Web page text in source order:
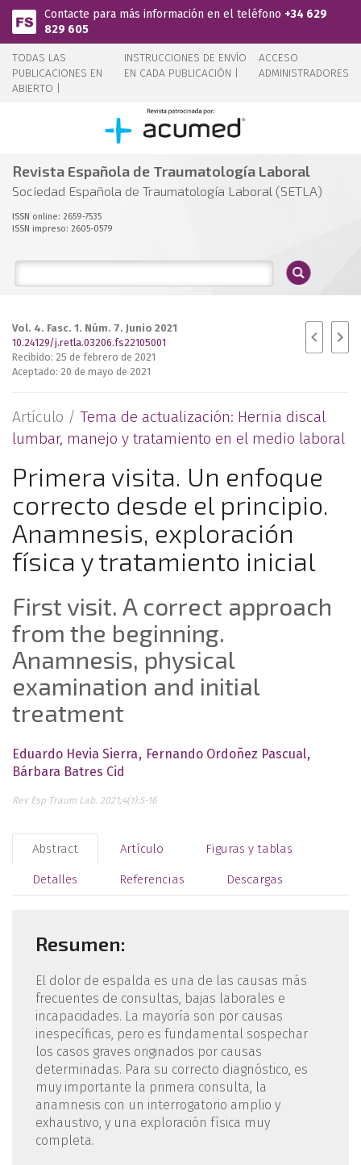
Pasar al contenido principal
Contacte para más información en el teléfono +34 629
829 605
TODAS LAS
PUBLICACIONES EN
ABIERTO |
INSTRUCCIONES DE ENVÍO
EN CADA PUBLICACIÓN |
ACCESO
ADMINISTRADORES
Revista Española de Traumatología Laboral
Sociedad Española de Traumatología Laboral (SETLA)
ISSN online: 2659-7535
ISSN impreso: 2605-0579
Vol. 4. Fasc. 1. Núm. 7. Junio 2021
10.24129/j.retla.03206.fs22105001
Recibido: 25 de febrero de 2021
Aceptado: 20 de mayo de 2021
Artículo / Tema de actualización: Hernia discal
lumbar, manejo y tratamiento en el medio laboral
Primera visita. Un enfoque
correcto desde el principio.
Anamnesis, exploración
física y tratamiento inicial
First visit. A correct approach
from the beginning.
Anamnesis, physical
examination and initial
treatment
Eduardo Hevia Sierra
Fernando Ordoñez Pascual
Bárbara Batres Cid
Rev Esp Traum Lab. 2021;4(1):5-16
Abstract Artículo Figuras y tablas
Detalles Referencias Descargas
Resumen:
El dolor de espalda es una de las causas más
frecuentes de consultas, bajas laborales e
incapacidades. La mayoría son por causas
inespecíficas, pero es fundamental sospechar
los casos graves originados por causas
determinadas. Para su correcto diagnóstico, es
muy importante la primera consulta, la
anamnesis con un interrogatorio amplio y
exhaustivo, y una exploración física muy
completa.